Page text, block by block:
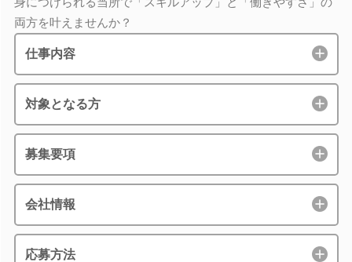
両方を叶えませんか？
仕事内容
対象となる方
募集要項
会社情報
応募方法